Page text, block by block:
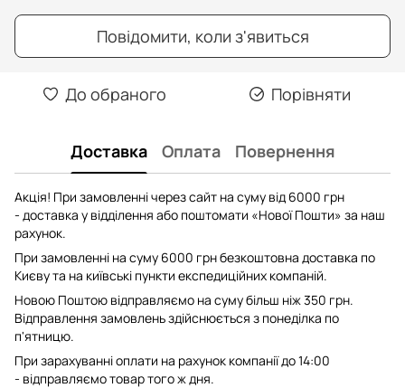
Повідомити, коли з'явиться
До обраного Порівняти
Доставка Оплата Повернення
Акція! При замовленні через сайт на суму від 6000 грн
- доставка у відділення або поштомати «Нової Пошти» за наш
рахунок.
При замовленні на суму 6000 грн безкоштовна доставка по
Києву та на київські пункти експедиційних компаній.
Новою Поштою відправляємо на суму більш ніж 350 грн.
Відправлення замовлень здійснюється з понеділка по
п'ятницю.
При зарахуванні оплати на рахунок компанії до 14:00
- відправляємо товар того ж дня.